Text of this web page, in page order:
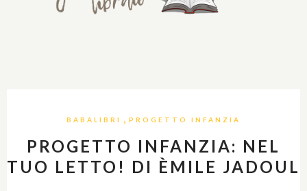
BABALIBRI , PROGETTO INFANZIA
PROGETTO INFANZIA: NEL
TUO LETTO! DI ÈMILE JADOUL